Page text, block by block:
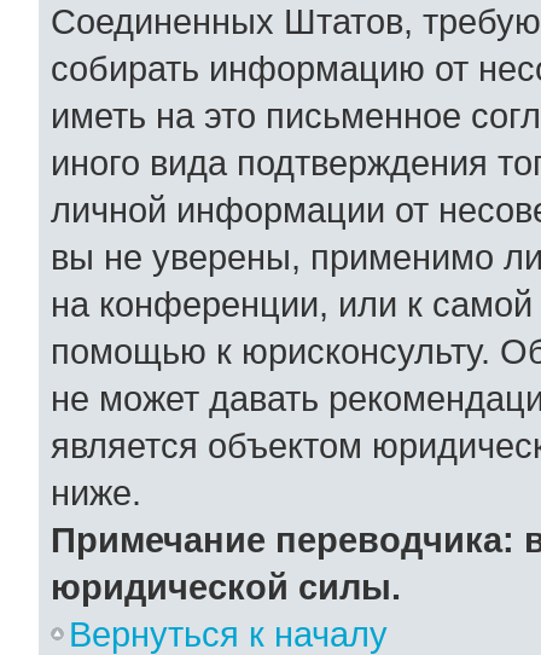
Соединенных Штатов,
собирать информацию от
иметь на это письменное
иного вида подтверждения
личной информации от
вы не уверены, применимо
на конференции, или к
помощью к юрисконсульту.
не может давать
является объектом
ниже.
Примечание переводчика:
юридической силы.
Вернуться к началу